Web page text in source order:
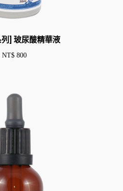
列] 玻尿酸精華液
NT$800